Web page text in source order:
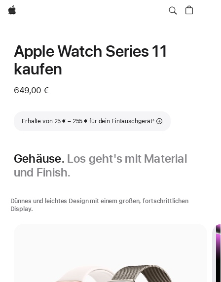
Apple
Apple Watch Series 11
kaufen
649,00 €
Erhalte von 25 € – 255 € für dein Eintauschgerät
Fußnote
◊
Gehäuse. Los geht's mit Material
und Finish.
Dünnes und leichtes Design mit einem großen, fortschrittlichen
Display.